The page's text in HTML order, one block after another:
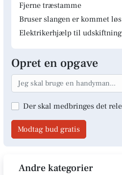
Fjerne træstamme
Bruser slangen er kommet
Elektrikerhjælp til
Opret en opgave
Der skal medbringes det
Modtag bud gratis
Andre kategorier